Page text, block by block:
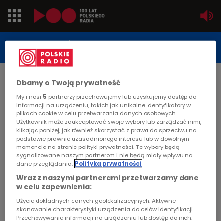
Jedynka
Dwójka
Czwórka
PR24
Poland
Kierowcy
Dzieci
STUDIO REPORTAŻU
POLSKIEGO RADIA
DATA PUBLIKACJI:
2004-08-16
STRONA GŁÓWNA>ARTYKUŁ
Inwazja bobrów
STUDIO REPORTAŻU I DOKUMENTU
Dbamy o Twoją prywatność
My i nasi 5 partnerzy przechowujemy lub uzyskujemy dostęp do
informacji na urządzeniu, takich jak unikalne identyfikatory w
plikach cookie w celu przetwarzania danych osobowych.
Użytkownik może zaakceptować swoje wybory lub zarządzać nimi,
klikając poniżej, jak również skorzystać z prawa do sprzeciwu na
podstawie prawnie uzasadnionego interesu lub w dowolnym
momencie na stronie polityki prywatności. Te wybory będą
sygnalizowane naszym partnerom i nie będą miały wpływu na
dane przeglądania. Polityka prywatności
Wraz z naszymi partnerami przetwarzamy dane
w celu zapewnienia:
Użycie dokładnych danych geolokalizacyjnych. Aktywne
skanowanie charakterystyki urządzenia do celów identyfikacji.
Przechowywanie informacji na urządzeniu lub dostęp do nich.